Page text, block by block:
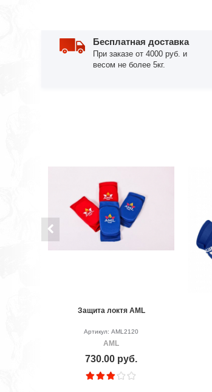
Бесплатная доставка
При заказе от 4000 руб. и
весом не более 5кг.
Защита локтя AML
Артикул: AML2120
AML
730.00 руб.